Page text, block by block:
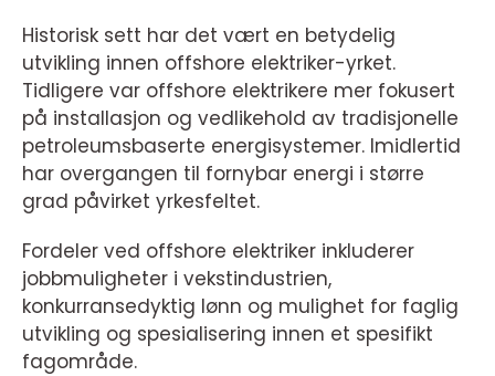
Historisk sett har det vært en betydelig
utvikling innen offshore elektriker-yrket.
Tidligere var offshore elektrikere mer fokusert
på installasjon og vedlikehold av tradisjonelle
petroleumsbaserte energisystemer. Imidlertid
har overgangen til fornybar energi i større
grad påvirket yrkesfeltet.
Fordeler ved offshore elektriker inkluderer
jobbmuligheter i vekstindustrien,
konkurransedyktig lønn og mulighet for faglig
utvikling og spesialisering innen et spesifikt
fagområde.